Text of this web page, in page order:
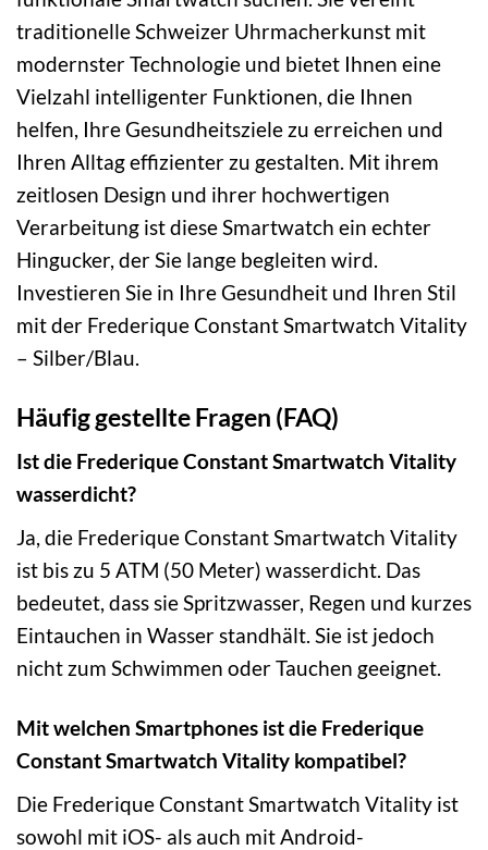
traditionelle Schweizer Uhrmacherkunst mit
modernster Technologie und bietet Ihnen eine
Vielzahl intelligenter Funktionen, die Ihnen
helfen, Ihre Gesundheitsziele zu erreichen und
Ihren Alltag effizienter zu gestalten. Mit ihrem
zeitlosen Design und ihrer hochwertigen
Verarbeitung ist diese Smartwatch ein echter
Hingucker, der Sie lange begleiten wird.
Investieren Sie in Ihre Gesundheit und Ihren Stil
mit der Frederique Constant Smartwatch Vitality
– Silber/Blau.
Häufig gestellte Fragen (FAQ)
Ist die Frederique Constant Smartwatch Vitality
wasserdicht?
Ja, die Frederique Constant Smartwatch Vitality
ist bis zu 5 ATM (50 Meter) wasserdicht. Das
bedeutet, dass sie Spritzwasser, Regen und kurzes
Eintauchen in Wasser standhält. Sie ist jedoch
nicht zum Schwimmen oder Tauchen geeignet.
Mit welchen Smartphones ist die Frederique
Constant Smartwatch Vitality kompatibel?
Die Frederique Constant Smartwatch Vitality ist
sowohl mit iOS- als auch mit Android-